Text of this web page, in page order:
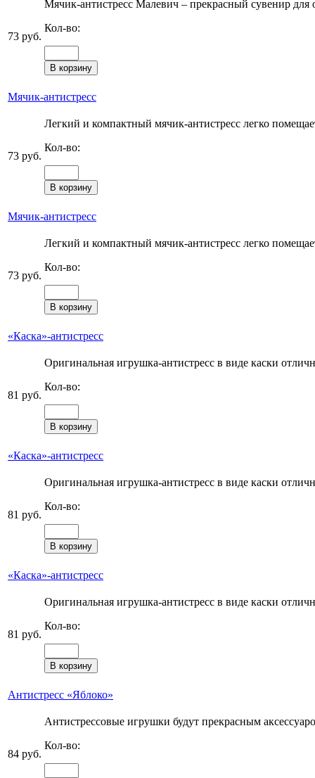
73 руб.
Мячик-антистресс Малевич – прекрасный сувенир для
Кол-во:
Мячик-антистресс
73 руб.
Легкий и компактный мячик-антистресс легко
Кол-во:
Мячик-антистресс
73 руб.
Легкий и компактный мячик-антистресс легко
Кол-во:
«Каска»-антистресс
81 руб.
Оригинальная игрушка-антистресс в виде каски
Кол-во:
«Каска»-антистресс
81 руб.
Оригинальная игрушка-антистресс в виде каски
Кол-во:
«Каска»-антистресс
81 руб.
Оригинальная игрушка-антистресс в виде каски
Кол-во:
Антистресс «Яблоко»
84 руб.
Антистрессовые игрушки будут прекрасным
Кол-во: